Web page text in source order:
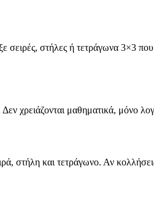
σειρές, στήλες ή τετράγωνα 3×3
χρειάζονται μαθηματικά, μόνο
στήλη και τετράγωνο. Αν